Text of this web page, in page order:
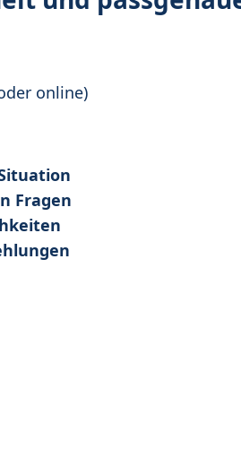
online)
Fragen